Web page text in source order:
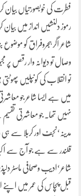
فطرت کی خوبصورتیاں
رموز دلنشیں انداز میں
شاعر اگر ہجروفراق کو
وصال تو دیوانہ وار رقص پر
تو انقلاب کی کونپلیں
میں ہے ایسا شاعر جو
نہیں تھا۔ جو معاشرتی تقسیم
مدینہ‘نجف اور کربلا سے ہی
قلندر سے ہے جو آج سے ا
شاعر‘ادیب وصحافی ماسٹر
قبل پچاس کی عمر میں اپنے